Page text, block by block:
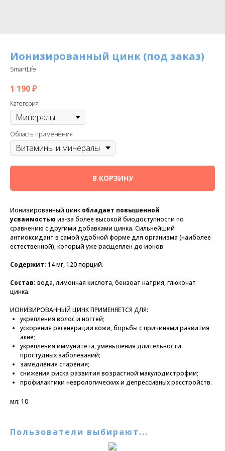
Ионизированный цинк (под заказ)
SmartLife
1 190₽
Категория
Область применения
В КОРЗИНУ
Ионизированный цинк обладает повышенной
усваимостью из-за более высокой биодоступности по
сравнению с другими добавками цинка. Сильнейший
антиоксидант в самой удобной форме для организма (наиболее
естественной), который уже расщеплен до ионов.
Cодержит: 14 мг, 120 порций.
Состав: вода, лимонная кислота, бензоат натрия, глюконат
цинка.
ИОНИЗИРОВАННЫЙ ЦИНК ПРИМЕНЯЕТСЯ ДЛЯ:
укрепления волос и ногтей;
ускорения регенерации кожи, борьбы с причинами развития
акне;
укрепления иммунитета, уменьшения длительности
простудных заболеваний;
замедления старения;
снижения риска развития возрастной макулодистрофии;
профилактики неврологических и депрессивных расстройств.
мл: 10
Пользователи выбирают...